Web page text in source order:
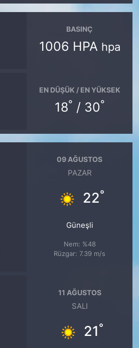
BASINÇ
1006 HPA hpa
EN DÜŞÜK / EN YÜKSEK
18° / 30°
09 AĞUSTOS
PAZAR
22°
Güneşli
Nem: %48
Rüzgar: 7.39 m/s
11 AĞUSTOS
SALI
21°